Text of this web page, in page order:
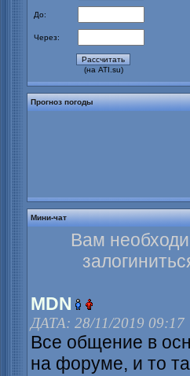
До:
Через:
(на ATI.su)
Прогноз погоды
Мини-чат
Вам
MDN
ДАТА: 28/11/2019 09:17
Все общение в
на форуме, и то